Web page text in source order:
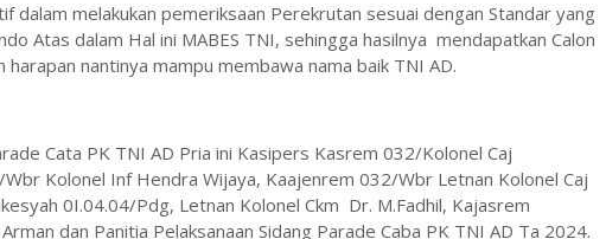
dalam melakukan pemeriksaan Perekrutan sesuai dengan Standar yang
Atas dalam Hal ini MABES TNI, sehingga hasilnya mendapatkan Calon
nantinya mampu membawa nama baik TNI AD.
Cata PK TNI AD Pria ini Kasipers Kasrem 032/Kolonel Caj
Kolonel Inf Hendra Wijaya, Kaajenrem 032/Wbr Letnan Kolonel Caj
0I.04.04/Pdg, Letnan Kolonel Ckm Dr. M.Fadhil, Kajasrem
dan Panitia Pelaksanaan Sidang Parade Caba PK TNI AD Ta 2024.